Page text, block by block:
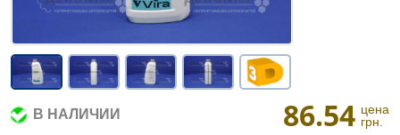
В НАЛИЧИИ 86.54 цена
грн.